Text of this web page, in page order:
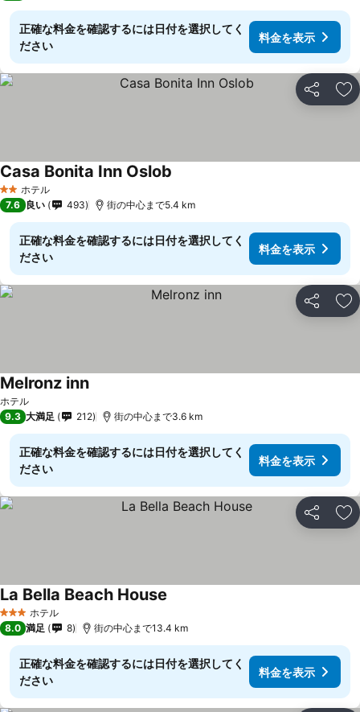
正確な料金を確認するには日付を選択してく
ださい
料金を表示
シェア お
2 ホテルのランク
ホテル
Casa Bonita Inn Oslob
7.6 良い 493 街の中心まで5.4 km
正確な料金を確認するには日付を選択してく
ださい
料金を表示
シェア お
ホテル
Melronz inn料金を表示
9.3 大満足 212 街の中心まで3.6 km
正確な料金を確認するには日付を選択してく
ださい
料金を表示
シェア お
3 ホテルのランク
ホテル
La Bella Beach House
8.0 満足 8 街の中心まで13.4 km
正確な料金を確認するには日付を選択してく
ださい
料金を表示